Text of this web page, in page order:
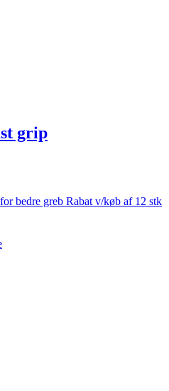
grip
bedre greb Rabat v/køb af 12 stk